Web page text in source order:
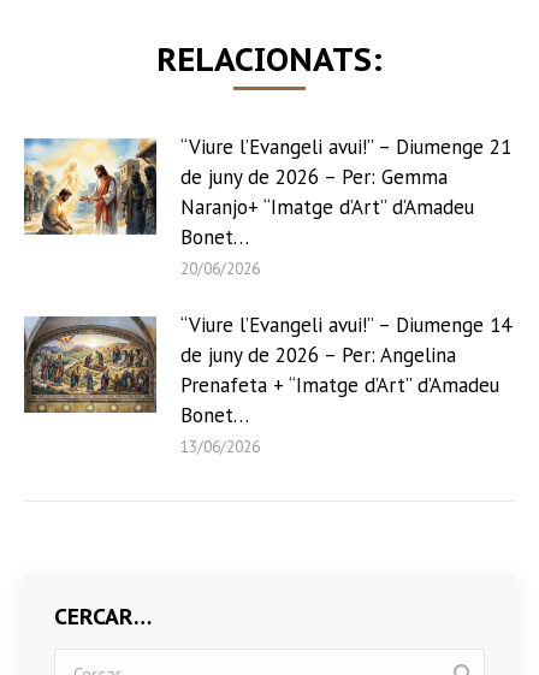
RELACIONATS:
“Viure l’Evangeli avui!” – Diumenge 21
de juny de 2026 – Per: Gemma
Naranjo+ “Imatge d’Art” d’Amadeu
Bonet…
20/06/2026
“Viure l’Evangeli avui!” – Diumenge 14
de juny de 2026 – Per: Angelina
Prenafeta + “Imatge d’Art” d’Amadeu
Bonet…
13/06/2026
CERCAR…